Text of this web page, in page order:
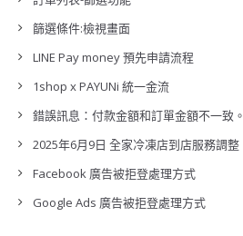
篩選條件:檢視畫面
LINE Pay money 預先申請流程
1shop x PAYUNi 統一金流
錯誤訊息：付款金額和訂單金額不一致。
2025年6月9日 全家冷凍店到店服務調整
Facebook 廣告被拒登處理方式
Google Ads 廣告被拒登處理方式